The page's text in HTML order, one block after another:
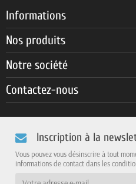
Informations
Nos produits
Notre société
Contactez-nous
Inscription à la
Vous pouvez vous désinscrire à tout
informations de contact dans les